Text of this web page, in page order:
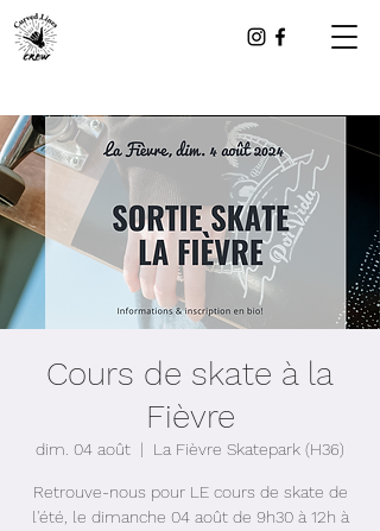
Cours de skate à la
Fièvre
dim. 04 août
  |
La Fièvre Skatepark (H36)
Retrouve-nous pour LE cours de skate de
l'été, le dimanche 04 août de 9h30 à 12h à